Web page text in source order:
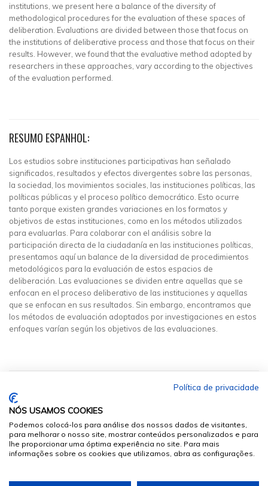
institutions, we present here a balance of the diversity of
methodological procedures for the evaluation of these spaces of
deliberation. Evaluations are divided between those that focus on
the institutions of deliberative process and those that focus on their
results. However, we found that the evaluative method adopted by
researchers in these approaches, vary according to the objectives
of the evaluation performed.
RESUMO ESPANHOL:
Los estudios sobre instituciones participativas han señalado
significados, resultados y efectos divergentes sobre las personas,
la sociedad, los movimientos sociales, las instituciones políticas, las
políticas públicas y el proceso político democrático. Esto ocurre
tanto porque existen grandes variaciones en los formatos y
objetivos de estas instituciones, como en los métodos utilizados
para evaluarlas. Para colaborar con el análisis sobre la
participación directa de la ciudadanía en las instituciones políticas,
presentamos aquí un balance de la diversidad de procedimientos
metodológicos para la evaluación de estos espacios de
deliberación. Las evaluaciones se dividen entre aquellas que se
enfocan en el proceso deliberativo de las instituciones y aquellas
que se enfocan en sus resultados. Sin embargo, encontramos que
los métodos de evaluación adoptados por investigaciones en estos
enfoques varían según los objetivos de las evaluaciones.
Política de privacidade
NÓS USAMOS COOKIES
Podemos colocá-los para análise dos nossos dados de visitantes,
para melhorar o nosso site, mostrar conteúdos personalizados e para
lhe proporcionar uma óptima experiência no site. Para mais
informações sobre os cookies que utilizamos, abra as configurações.